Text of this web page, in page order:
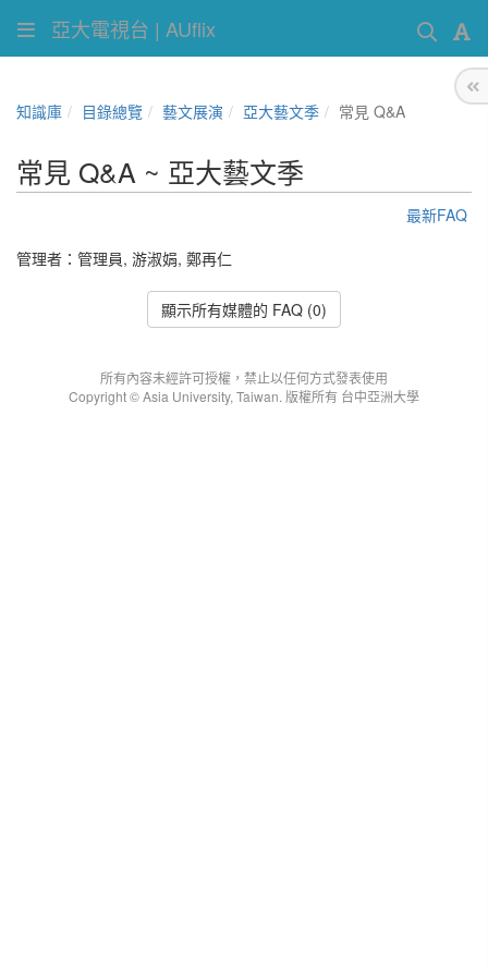
亞大電視台 | AUflix
知識庫 目錄總覽 藝文展演 亞大藝文季 常見 Q&A
常見 Q&A ~ 亞大藝文季
最新FAQ
管理者： 管理員, 游淑娟, 鄭再仁
顯示所有媒體的 FAQ (0)
所有內容未經許可授權，禁止以任何方式發表使用
Copyright © Asia University, Taiwan. 版權所有 台中亞洲大學